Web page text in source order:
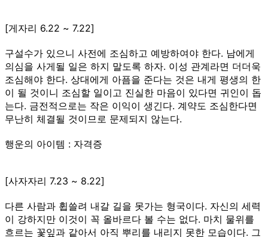
[게자리 6.22 ~ 7.22]
구설수가 있으니 사전에 조심하고 예방하여야 한다. 남에게
의심을 사게될 일은 하지 말도록 하자. 이성 관계라면 더더욱
조심해야 한다. 상대에게 아픔을 준다는 것은 내게 평생의 한
이 될 것이니 조심할 일이고 진실한 마음이 있다면 귀인이 돕
는다. 금전적으로는 작은 이익이 생긴다. 계약도 조심한다면
무난히 체결될 것이므로 문제되지 않는다.
행운의 아이템 : 자격증
[사자자리 7.23 ~ 8.22]
다른 사람과 휩쓸려 내갈 길을 못가는 형국이다. 자신의 세력
이 강하지만 이것이 꼭 올바르다 볼 수는 없다. 마치 물위를
흐르는 꽃잎과 같아서 아직 뿌리를 내리지 못한 모습이다. 그